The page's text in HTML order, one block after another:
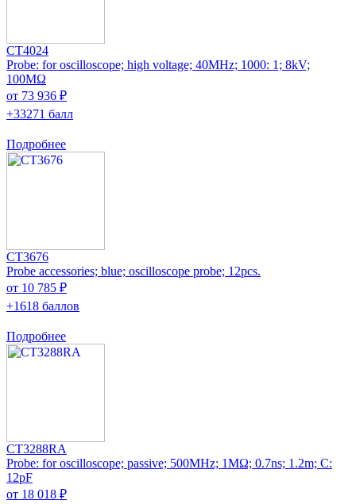
CT4024
Probe: for oscilloscope; high voltage; 40MHz; 1000: 1; 8kV;
100MΩ
от 73 936 ₽
+33271 балл
Подробнее
CT3676
Probe accessories; blue; oscilloscope probe; 12pcs.
от 10 785 ₽
+1618 баллов
Подробнее
CT3288RA
Probe: for oscilloscope; passive; 500MHz; 1MΩ; 0.7ns; 1.2m; C:
12pF
от 18 018 ₽